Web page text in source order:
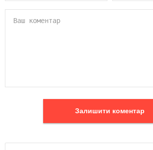
Залишити коментар